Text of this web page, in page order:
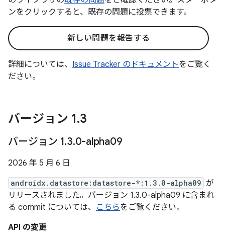
ンをクリックすると、既存の問題に投票できます。
新しい問題を報告する
詳細については、 Issue Tracker のドキュメントをご覧く
ださい。
バージョン 1.3
バージョン 1.3.0-alpha09
2026 年 5 月 6 日
androidx.datastore:datastore-*:1.3.0-alpha09 が
リリースされました。バージョン 1.3.0-alpha09 に含まれ
る commit については、 こちらをご覧ください。
API の変更